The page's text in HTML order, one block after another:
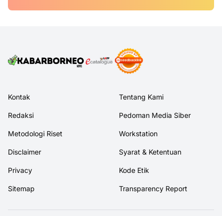
Kontak Tentang Kami
Redaksi Pedoman Media Siber
Metodologi Riset Workstation
Disclaimer Syarat & Ketentuan
Privacy Kode Etik
Sitemap Transparency Report